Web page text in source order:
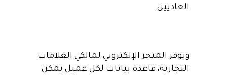
العاديين.
ويوفر المتجر الإلكتروني لمالكي العلامات
التجارية، قاعدة بيانات لكل عميل يمكن